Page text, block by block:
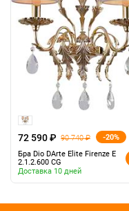
72 590 ₽ 90 740 ₽
-20%
Бра Dio DArte Elite Firenze E
2.1.2.600 CG
Доставка 10 дней